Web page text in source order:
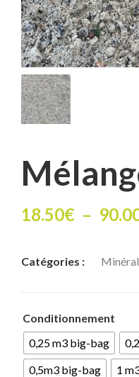
18.50€ –
Catégories : Minéral
Conditionnement
0,25 m3 big-bag
0,5m3 big-bag
1